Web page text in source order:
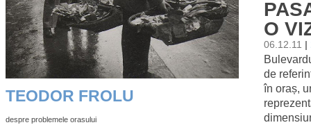
O
06.12.11
de
în oraș,
TEODOR FROLU
despre problemele orasului